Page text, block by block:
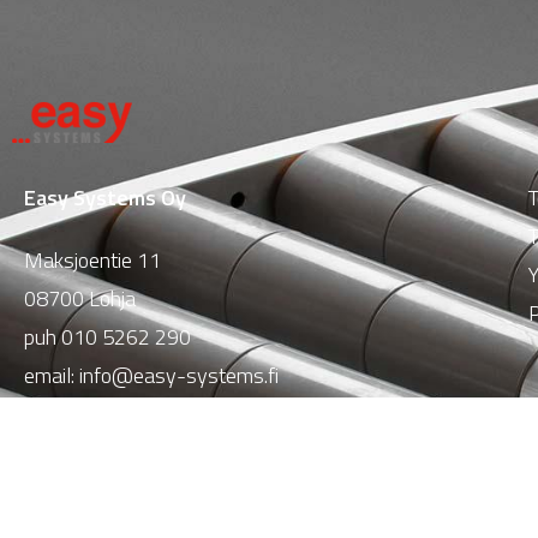
Easy Systems Oy
Maksjoentie 11
08700 Lohja
puh010 5262 290
email:info@easy-systems.fi